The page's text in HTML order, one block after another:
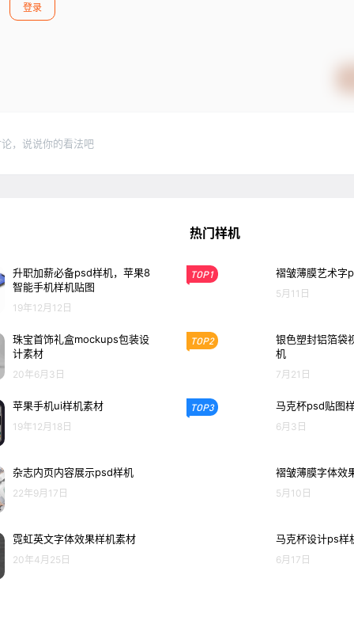
登录
，说说你的看法吧
升职加薪必备psd样机，苹果8
智能手机样机贴图
19年12月12日
珠宝首饰礼盒mockups包装设
计素材
20年6月3日
苹果手机ui样机素材
19年12月18日
杂志内页内容展示psd样机
22年9月17日
霓虹英文字体效果样机素材
20年4月25日
热门样机
TOP1 褶皱薄膜艺术字
5月11日
TOP2
银色塑封铝箔袋
机
7月21日
TOP3 马克杯psd贴图
6月3日
褶皱薄膜字体效
5月10日
马克杯设计ps样
6月17日